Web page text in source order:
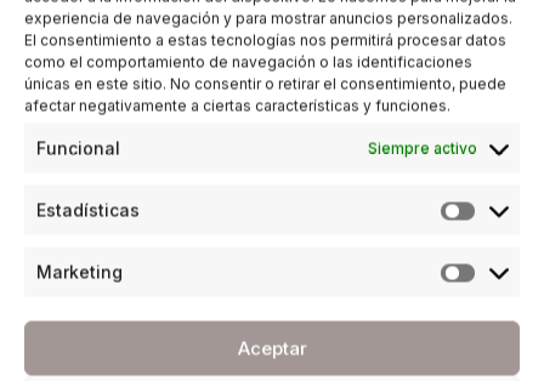
experiencia de navegación y para mostrar anuncios personalizados.
El consentimiento a estas tecnologías nos permitirá procesar datos
como el comportamiento de navegación o las identificaciones
únicas en este sitio. No consentir o retirar el consentimiento, puede
afectar negativamente a ciertas características y funciones.
Funcional Siempre activo
Estadísticas
Marketing
Aceptar